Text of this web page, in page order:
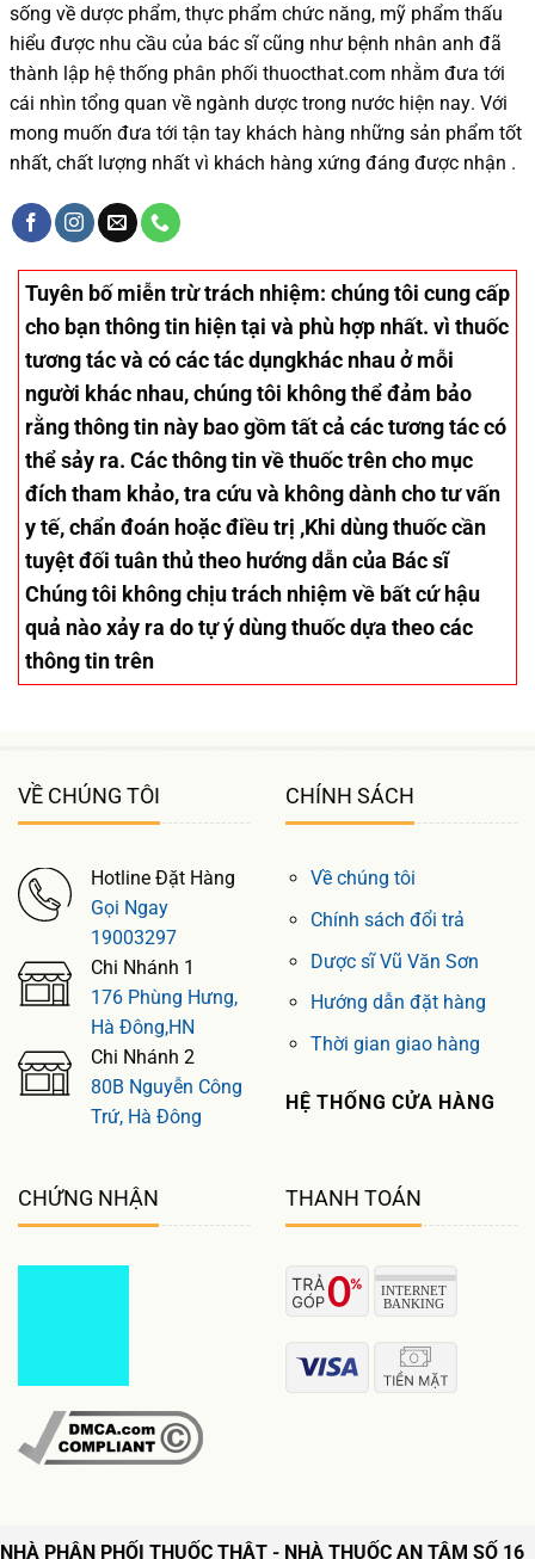
sống về dược phẩm, thực phẩm chức năng, mỹ phẩm thấu
hiểu được nhu cầu của bác sĩcũng như bệnh nhân anh đã
thành lập hệ thống phân phối thuocthat.com nhằm đưa tới
cái nhìn tổng quan về ngành dược trong nước hiện nay. Với
mong muốn đưa tới tận tay khách hàng những sản phẩm tốt
nhất, chất lượng nhất vì khách hàng xứng đáng được nhận .
Tuyên bố miễn trừ trách nhiệm: chúng tôi cung cấp
cho bạn thông tin hiện tại và phù hợp nhất. vì thuốc
tương tác và có các tác dụngkhác nhau ở mỗi
người khác nhau, chúng tôi không thể đảm bảo
rằng thông tin này bao gồm tất cả các tương tác có
thể sảy ra. Các thông tin về thuốc trên cho mục
đích tham khảo, tra cứu và không dành cho tư vấn
y tế, chẩn đoán hoặc điều trị ,Khi dùng thuốc cần
tuyệt đối tuân thủ theo hướng dẫn của Bác sĩ
Chúng tôi không chịu trách nhiệm về bất cứ hậu
quả nào xảy ra do tự ý dùng thuốc dựa theo các
thông tin trên
VỀ CHÚNG TÔI
Hotline Đặt Hàng
Gọi Ngay
19003297
Chi Nhánh 1
176 Phùng Hưng,
Hà Đông,HN
Chi Nhánh 2
80B Nguyễn Công
Trứ, Hà Đông
CHÍNH SÁCH
Về chúng tôi
Chính sách đổi trả
Dược sĩ Vũ Văn Sơn
Hướng dẫn đặt hàng
Thời gian giao hàng
HỆ THỐNG CỬA HÀNG
CHỨNG NHẬN THANH TOÁN
NHÀ PHÂN PHỐI THUỐC THẬT - NHÀ THUỐC AN TÂM SỐ 16